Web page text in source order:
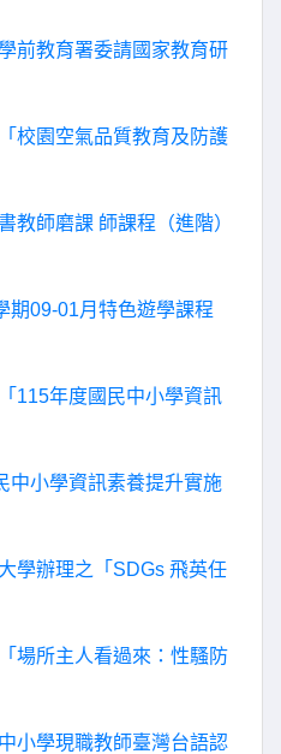
前教育署委請國家教育研
校園空氣品質教育及防護
教師磨課 師課程（進階）
期09-01月特色遊學課程
115年度國民中小學資訊
中小學資訊素養提升實施
學辦理之「SDGs 飛英任
場所主人看過來：性騷防
小學現職教師臺灣台語認